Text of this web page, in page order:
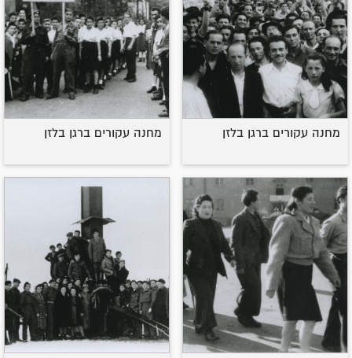
מחנה עקורים ברגן בלזן מחנה עקורים ברגן בלזן